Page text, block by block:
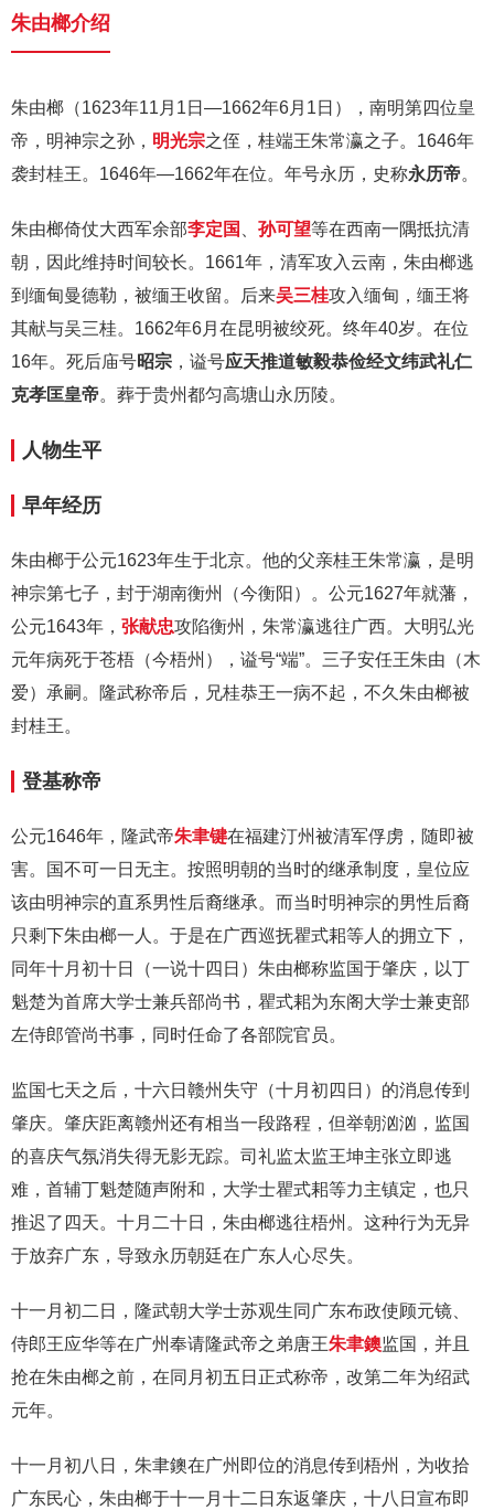
朱由榔介绍
朱由榔（1623年11月1日—1662年6月1日），南明第四位皇
帝，明神宗之孙， 明光宗之侄，桂端王朱常瀛之子。1646年
袭封桂王。1646年—1662年在位。年号永历，史称永历帝。
朱由榔倚仗大西军余部李定国 孙可望等在西南一隅抵抗清
朝，因此维持时间较长。1661年，清军攻入云南，朱由榔逃
到缅甸曼德勒，被缅王收留。后来吴三桂攻入缅甸，缅王将
其献与吴三桂。1662年6月在昆明被绞死。终年40岁。在位
16年。死后庙号昭宗 ，谥号应天推道敏毅恭俭经文纬武礼仁
克孝匡皇帝。葬于贵州都匀高塘山永历陵。
人物生平
早年经历
朱由榔于公元1623年生于北京。他的父亲桂王朱常瀛，是明
神宗第七子，封于湖南衡州（今衡阳）。公元1627年就藩，
公元1643年， 张献忠攻陷衡州，朱常瀛逃往广西。大明弘光
元年病死于苍梧（今梧州），谥号“端”。三子安任王朱由（木
爱）承嗣。隆武称帝后，兄桂恭王一病不起，不久朱由榔被
封桂王。
登基称帝
公元1646年，隆武帝朱聿键在福建汀州被清军俘虏，随即被
害。国不可一日无主。按照明朝的当时的继承制度，皇位应
该由明神宗的直系男性后裔继承。而当时明神宗的男性后裔
只剩下朱由榔一人。于是在广西巡抚瞿式耜等人的拥立下，
同年十月初十日（一说十四日）朱由榔称监国于肇庆，以丁
魁楚为首席大学士兼兵部尚书，瞿式耜为东阁大学士兼吏部
左侍郎管尚书事，同时任命了各部院官员。
监国七天之后，十六日赣州失守（十月初四日）的消息传到
肇庆。肇庆距离赣州还有相当一段路程，但举朝汹汹，监国
的喜庆气氛消失得无影无踪。司礼监太监王坤主张立即逃
难，首辅丁魁楚随声附和，大学士瞿式耜等力主镇定，也只
推迟了四天。十月二十日，朱由榔逃往梧州。这种行为无异
于放弃广东，导致永历朝廷在广东人心尽失。
十一月初二日，隆武朝大学士苏观生同广东布政使顾元镜、
侍郎王应华等在广州奉请隆武帝之弟唐王朱聿鐭监国，并且
抢在朱由榔之前，在同月初五日正式称帝，改第二年为绍武
元年。
十一月初八日，朱聿鐭在广州即位的消息传到梧州，为收拾
广东民心，朱由榔于十一月十二日东返肇庆，十八日宣布即